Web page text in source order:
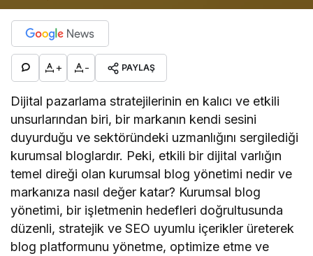
+ - PAYLAŞ
Dijital pazarlama stratejilerinin en kalıcı ve etkili
unsurlarından biri, bir markanın kendi sesini
duyurduğu ve sektöründeki uzmanlığını sergilediği
kurumsal bloglardır. Peki, etkili bir dijital varlığın
temel direği olan kurumsal blog yönetimi nedir ve
markanıza nasıl değer katar? Kurumsal blog
yönetimi, bir işletmenin hedefleri doğrultusunda
düzenli, stratejik ve SEO uyumlu içerikler üreterek
blog platformunu yönetme, optimize etme ve